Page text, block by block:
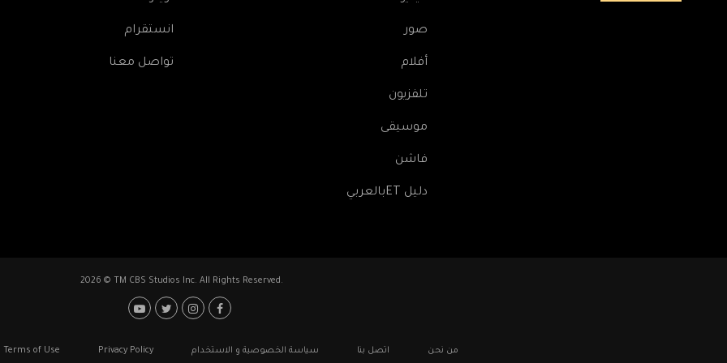
صور
أفلام
تلفزيون
موسيقى
فاشن
دليل ETبالعربي
انستقرام
تواصل معنا
2026 © TM CBS Studios Inc. All Rights Reserved.
من نحن اتصل بنا سياسة الخصوصية و الاستخدام Privacy Policy
Terms of Use